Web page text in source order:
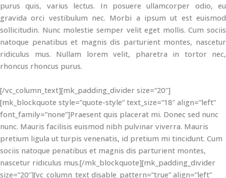
purus quis, varius lectus. In posuere ullamcorper odio, eu
gravida orci vestibulum nec. Morbi a ipsum ut est euismod
sollicitudin. Nunc molestie semper velit eget mollis. Cum sociis
natoque penatibus et magnis dis parturient montes, nascetur
ridiculus mus. Nullam lorem velit, pharetra in tortor nec,
rhoncus rhoncus purus.
[/vc_column_text][mk_padding_divider size=”20″]
[mk_blockquote style=”quote-style” text_size=”18″ align=”left”
font_family=”none”]Praesent quis placerat mi. Donec sed nunc
nunc. Mauris facilisis euismod nibh pulvinar viverra. Mauris
pretium ligula ut turpis venenatis, id pretium mi tincidunt. Cum
sociis natoque penatibus et magnis dis parturient montes,
nascetur ridiculus mus.[/mk_blockquote][mk_padding_divider
size=”20″][vc_column_text disable_pattern=”true” align=”left”